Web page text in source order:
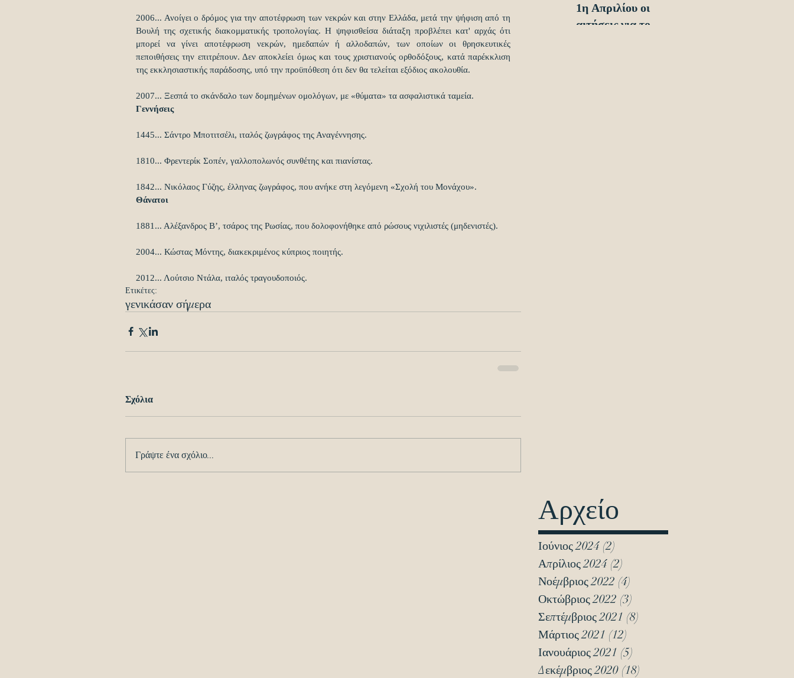
2006... Ανοίγει ο δρόμος για την αποτέφρωση των νεκρών και στην Ελλάδα, μετά την ψήφιση από τη
Βουλή της σχετικής διακομματικής τροπολογίας. Η ψηφισθείσα διάταξη προβλέπει κατ' αρχάς ότι
μπορεί να γίνει αποτέφρωση νεκρών, ημεδαπών ή αλλοδαπών, των οποίων οι θρησκευτικές
πεποιθήσεις την επιτρέπουν. Δεν αποκλείει όμως και τους χριστιανούς ορθοδόξους, κατά παρέκκλιση
της εκκλησιαστικής παράδοσης, υπό την προϋπόθεση ότι δεν θα τελείται εξόδιος ακολουθία.
2007... Ξεσπά το σκάνδαλο των δομημένων ομολόγων, με «θύματα» τα ασφαλιστικά ταμεία.
Γεννήσεις
1445... Σάντρο Μποτιτσέλι, ιταλός ζωγράφος της Αναγέννησης.
1810... Φρεντερίκ Σοπέν, γαλλοπολωνός συνθέτης και πιανίστας.
1842... Νικόλαος Γύζης, έλληνας ζωγράφος, που ανήκε στη λεγόμενη «Σχολή του Μονάχου».
Θάνατοι
1881... Αλέξανδρος Β’, τσάρος της Ρωσίας, που δολοφονήθηκε από ρώσους νιχιλιστές (μηδενιστές).
2004... Κώστας Μόντης, διακεκριμένος κύπριος ποιητής.
2012... Λούτσιο Ντάλα, ιταλός τραγουδοποιός.
Ετικέτες:
γενικάσαν σήμερα
Σχόλια
Γράψτε ένα σχόλιο...
1η Απριλίου οι
αιτήσεις για το
Αρχείο
Ιούνιος 2024 (2)
Απρίλιος 2024 (2)
Νοέμβριος 2022 (4)
Οκτώβριος 2022 (3)
Σεπτέμβριος 2021 (8)
Μάρτιος 2021 (12)
Ιανουάριος 2021 (5)
Δεκέμβριος 2020 (18)